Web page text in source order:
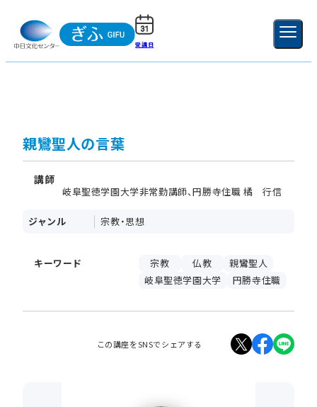
受講日 新規登録
親鸞聖人の言葉
講師
岐阜聖徳学園大学非常勤講師、円勝寺住職 橘 行信
ジャンル 宗教・思想
キーワード 宗教 仏教
親鸞聖人
岐阜聖徳学園大学
円勝寺住職
この講座をSNSでシェアする